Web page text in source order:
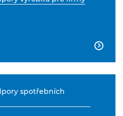

spotřebních